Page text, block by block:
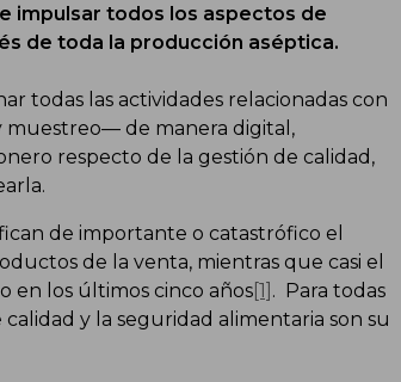
impulsar todos los aspectos de
de toda la producción aséptica.
todas las actividades relacionadas con
muestreo— de manera digital,
respecto de la gestión de calidad,
de importante o catastrófico el
de la venta, mientras que casi el
en los últimos cinco años[1] . Para todas
y la seguridad alimentaria son su